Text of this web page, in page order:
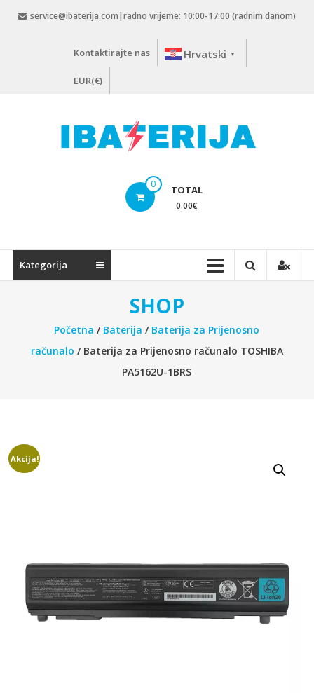
service@ibaterija.com|radno vrijeme: 10:00-17:00 (radnim danom)
Kontaktirajte nas Hrvatski ▼
EUR(€)
0 TOTAL
0.00€
Kategorija
SHOP
Početna / Baterija / Baterija za Prijenosno
računalo / Baterija za Prijenosno računalo TOSHIBA
PA5162U-1BRS
Akcija!